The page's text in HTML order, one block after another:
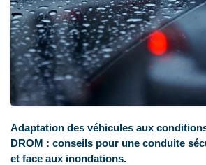
Adaptation des véhicules aux
DROM : conseils pour une conduite
et face aux inondations.